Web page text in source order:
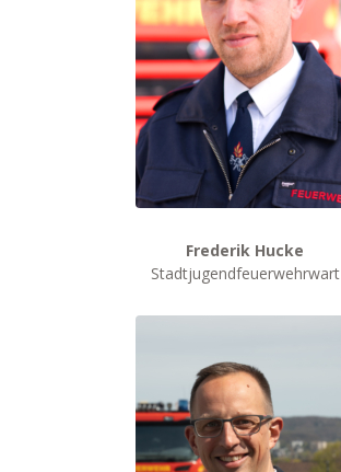
Frederik Hucke
Stadtjugendfeuerwehrwart